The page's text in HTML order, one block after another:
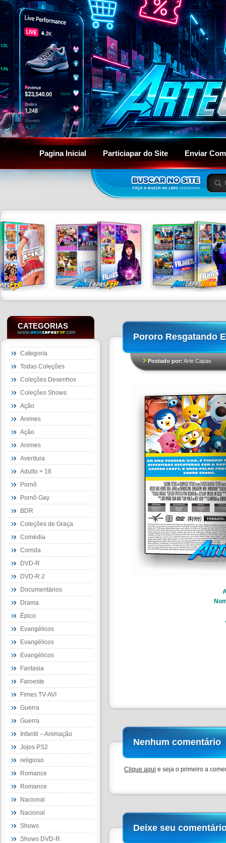
Pagina Inicial Particiapar do Site Enviar
CATEGORIAS
Categoria
Todas Coleções
Coleções Desenhos
Coleções Shows
Ação
Animes
Ação
Animes
Aventura
Adulto + 18
Pornô
Pornô Gay
BDR
Coleções de Graça
Comédia
Corrida
DVD-R
DVD-R 2
Documentários
Drama
Épico
Evangélicos
Evangélicos
Evangélicos
Fantasia
Faroeste
Fimes TV-AVI
Guerra
Guerra
Infantil – Animação
Jojos PS2
religioso
Romance
Romance
Nacional
Nacional
Shows
Shows DVD-R
Pororo Resgatando
Postado por:Arte Capas
Nenhum comentário
Clique aqui e seja o primeiro a
Deixe seu